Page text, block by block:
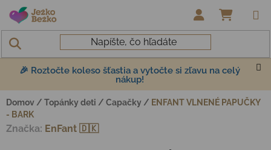
Prejsť na obsah
🎉 Roztočte koleso šťastia a vytočte si zľavu na celý
nákup!
Domov / Topánky deti / Capačky / ENFANT VLNENÉ PAPUČKY
- BARK
Značka: EnFant 🇩🇰